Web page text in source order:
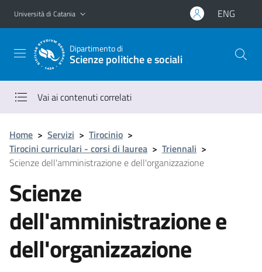
Vai al contenuto principale
Vai al menu di navigazione
Università di Catania ENG
Dipartimento di
Scienze politiche e sociali
Vai ai contenuti correlati
Home > Servizi > Tirocinio >
Tirocini curriculari - corsi di laurea > Triennali >
Scienze dell'amministrazione e dell'organizzazione
Scienze
dell'amministrazione e
dell'organizzazione